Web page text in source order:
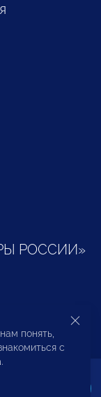
РОССИИ»
и
понять,
с
.